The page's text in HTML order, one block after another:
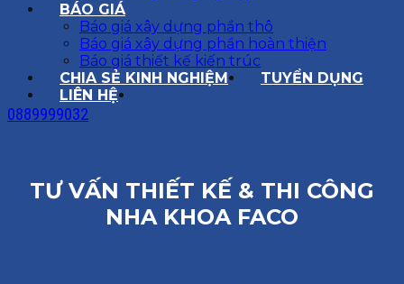
BÁO GIÁ
Báo giá xây dựng phần thô
Báo giá xây dựng phần hoàn thiện
Báo giá thiết kế kiến trúc
CHIA SẺ KINH NGHIỆM
TUYỂN DỤNG
LIÊN HỆ
0889999032
TƯ VẤN THIẾT KẾ & THI CÔNG
NHA KHOA FACO